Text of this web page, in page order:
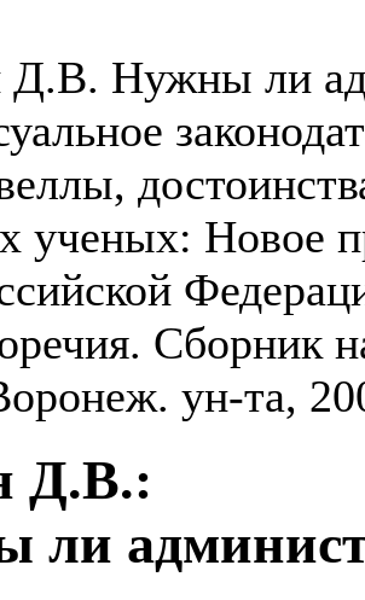
Д.В. Нужны ли
ученых: Новое
Сборник
ун-та,
Д.В.:
ли